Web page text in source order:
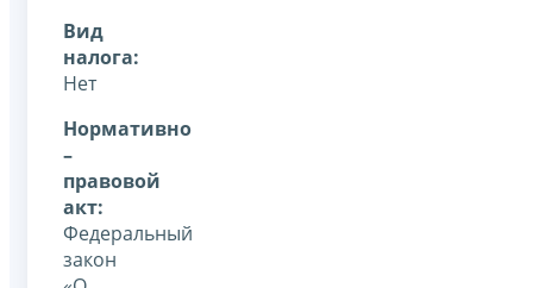
Вид
налога:
Нет
Нормативно
–
правовой
акт:
Федеральный
закон